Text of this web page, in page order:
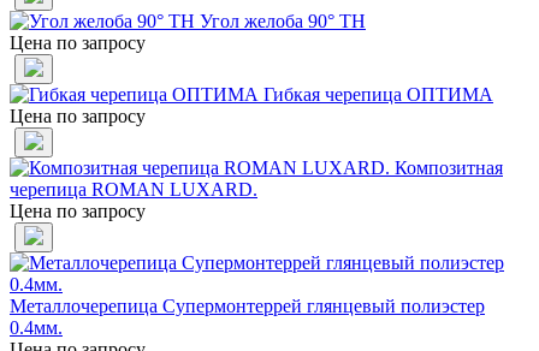
Угол желоба 90° ТН
Цена по запросу
Гибкая черепица ОПТИМА
Цена по запросу
Композитная
черепица ROMAN LUXARD.
Цена по запросу
Металлочерепица Супермонтеррей глянцевый полиэстер
0.4мм.